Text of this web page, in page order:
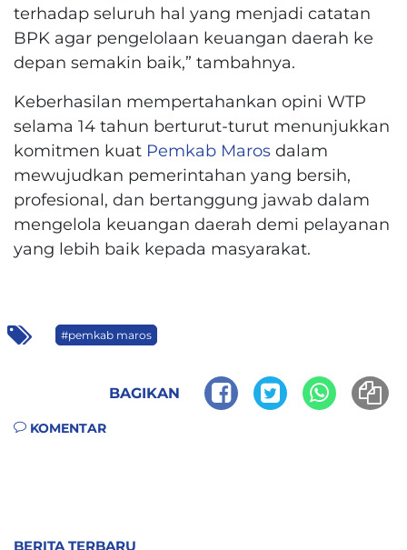
terhadap seluruh hal yang menjadi catatan
BPK agar pengelolaan keuangan daerah ke
depan semakin baik,” tambahnya.
Keberhasilan mempertahankan opini WTP
selama 14 tahun berturut-turut menunjukkan
komitmen kuat Pemkab Maros dalam
mewujudkan pemerintahan yang bersih,
profesional, dan bertanggung jawab dalam
mengelola keuangan daerah demi pelayanan
yang lebih baik kepada masyarakat.
#pemkab maros
BAGIKAN
KOMENTAR
BERITA TERBARU